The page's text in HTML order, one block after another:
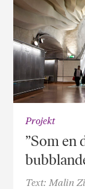
Projekt
”Som en
Text: Malin